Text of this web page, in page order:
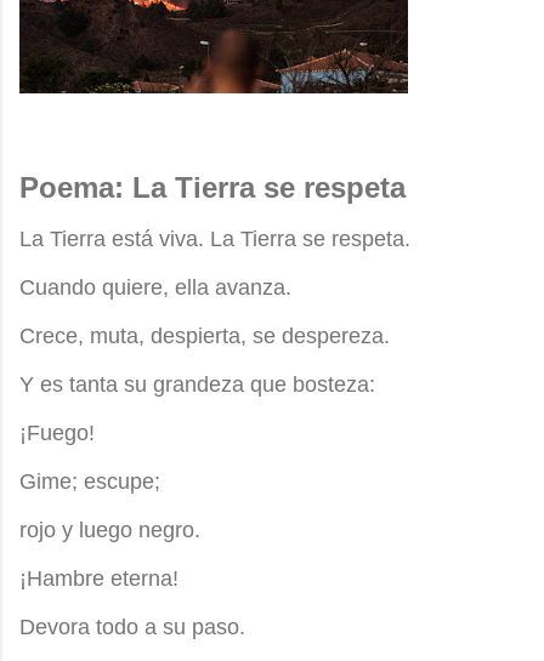
Poema: La Tierra se respeta
La Tierra está viva. La Tierra se respeta.
Cuando quiere, ella avanza.
Crece, muta, despierta, se despereza.
Y es tanta su grandeza que bosteza:
¡Fuego!
Gime; escupe;
rojo y luego negro.
¡Hambre eterna!
Devora todo a su paso.
COMPRAR COMPRAR